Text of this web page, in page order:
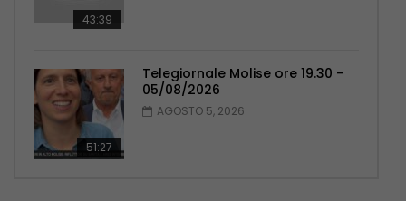
43:39
51:27
Telegiornale Molise ore 19.30 –
05/08/2026
AGOSTO 5, 2026